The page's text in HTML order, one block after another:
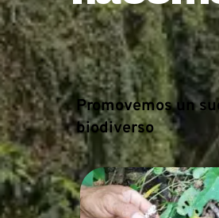
Promovemos un
biodiverso